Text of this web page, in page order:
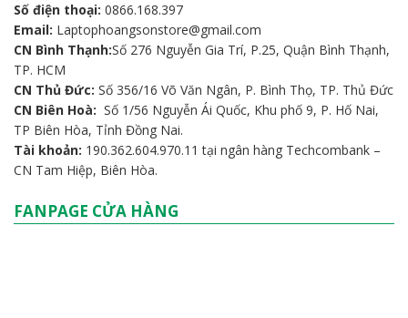
Số điện thoại: 0866.168.397
Email: Laptophoangsonstore@gmail.com
CN Bình Thạnh:Số 276 Nguyễn Gia Trí, P.25, Quận Bình Thạnh,
TP. HCM
CN Thủ Đức: Số 356/16 Võ Văn Ngân, P. Bình Thọ, TP. Thủ Đức
CN Biên Hoà: Số 1/56 Nguyễn Ái Quốc, Khu phố 9, P. Hố Nai,
TP Biên Hòa, Tỉnh Đồng Nai.
Tài khoản: 190.362.604.970.11 tại ngân hàng Techcombank –
CN Tam Hiệp, Biên Hòa.
FANPAGE CỬA HÀNG